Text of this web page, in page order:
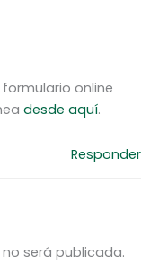
online
desde aquí.
Responder
será publicada.